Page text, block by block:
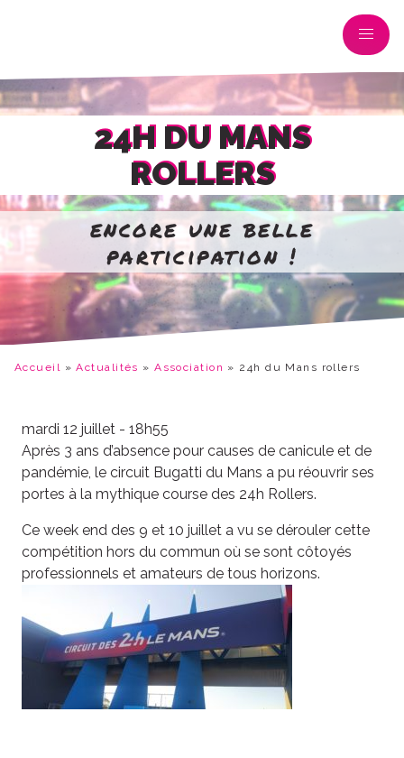
24H DU MANS
ROLLERS
encore une belle
participation !
Accueil »Actualités »Association » 24h du Mans rollers
mardi 12 juillet - 18h55
Après 3 ans d’absence pour causes de canicule et de
pandémie, le circuit Bugatti du Mans a pu réouvrir ses
portes à la mythique course des 24h Rollers.
Ce week end des 9 et 10 juillet a vu se dérouler cette
compétition hors du commun où se sont côtoyés
professionnels et amateurs de tous horizons.